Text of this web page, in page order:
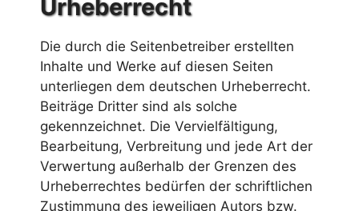
Urheberrecht
Die durch die Seitenbetreiber erstellten
Inhalte und Werke auf diesen Seiten
unterliegen dem deutschen Urheberrecht.
Beiträge Dritter sind als solche
gekennzeichnet. Die Vervielfältigung,
Bearbeitung, Verbreitung und jede Art der
Verwertung außerhalb der Grenzen des
Urheberrechtes bedürfen der schriftlichen
Zustimmung des jeweiligen Autors bzw.